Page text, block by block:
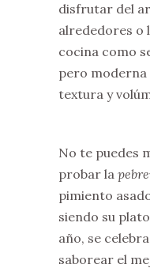
disfrutar del
alrededores o
cocina como
pero moderna
textura y
No te puedes
probar la
pimiento
siendo su
año, se
saborear el